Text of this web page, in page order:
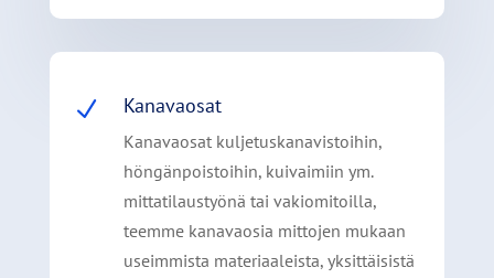
N Kanavaosat
Kanavaosat kuljetuskanavistoihin,
höngänpoistoihin, kuivaimiin ym.
mittatilaustyönä tai vakiomitoilla,
teemme kanavaosia mittojen mukaan
useimmista materiaaleista, yksittäisistä